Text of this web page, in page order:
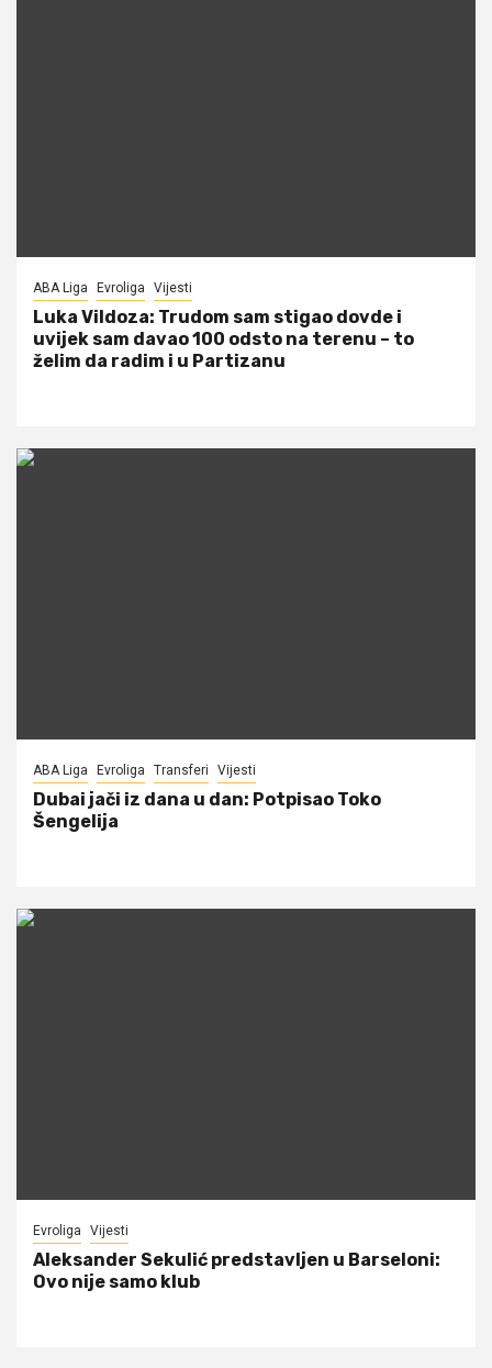
ABA Liga Evroliga Vijesti
Luka Vildoza: Trudom sam stigao dovde i
uvijek sam davao 100 odsto na terenu – to
želim da radim i u Partizanu
ABA Liga Evroliga Transferi Vijesti
Dubai jači iz dana u dan: Potpisao Toko
Šengelija
Evroliga Vijesti
Aleksander Sekulić predstavljen u Barseloni:
Ovo nije samo klub